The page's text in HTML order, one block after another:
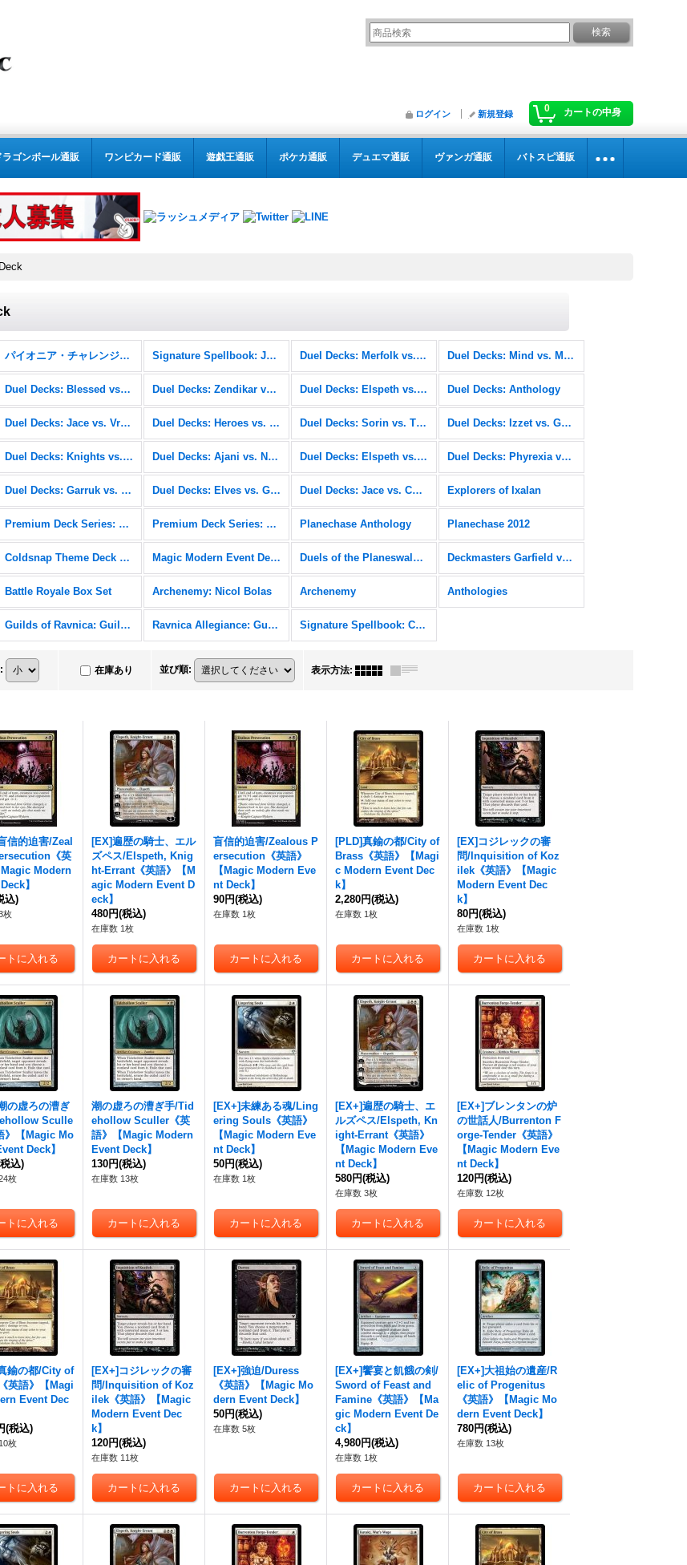
0 カートの中身
ログイン 新規登録
ラゴンボール通販 ワンピカード通販 遊戯王通販 ポケカ通販 デュエマ通販 ヴァンガ通販 バトスピ通販
パイオニア・チャレンジャーデッキ Signature Spellbook: Jace Duel Decks: Merfolk vs. Goblins Duel Decks: Mind vs. Might
Duel Decks: Blessed vs. Cursed Duel Decks: Zendikar vs. Eldrazi Duel Decks: Elspeth vs. Kiora Duel Decks: Anthology
Duel Decks: Jace vs. Vraska Duel Decks: Heroes vs. Monsters Duel Decks: Sorin vs. Tibalt Duel Decks: Izzet vs. Golgari
Duel Decks: Knights vs. Dragons Duel Decks: Ajani vs. Nicol Bolas Duel Decks: Elspeth vs. Tezzeret Duel Decks: Phyrexia vs. the Coalition
Duel Decks: Garruk vs. Liliana Duel Decks: Elves vs. Goblins Duel Decks: Jace vs. Chandra Explorers of Ixalan
Premium Deck Series: Fire and Lightning Premium Deck Series: Slivers Planechase Anthology Planechase 2012
Coldsnap Theme Deck Reprints Magic Modern Event Deck Duels of the Planeswalkers Deckmasters Garfield vs Finkel
Battle Royale Box Set Archenemy: Nicol Bolas Archenemy Anthologies
Guilds of Ravnica: Guild Kits Ravnica Allegiance: Guild Kits Signature Spellbook: Chandra
: 在庫あり 並び順: 表示方法:
信的迫害/Zeal
《英
Modern
】
込)
枚
[EX]遍歴の騎士、エル
ズペス/Elspeth, Knig
ht-Errant《英語》【M
agic Modern Event D
eck】
480円(税込)
在庫数 1枚
盲信的迫害/Zealous P
ersecution《英語》
【Magic Modern Eve
nt Deck】
90円(税込)
在庫数 1枚
[PLD]真鍮の都/City of
Brass《英語》【Magi
c Modern Event Dec
k】
2,280円(税込)
在庫数 1枚
[EX]コジレックの審
問/Inquisition of Koz
ilek《英語》【Magic
Modern Event Dec
k】
80円(税込)
在庫数 1枚
の虚ろの漕ぎ
Sculle
》【Magic Mo
Deck】
込)
枚
潮の虚ろの漕ぎ手/Tid
ehollow Sculler《英
語》【Magic Modern
Event Deck】
130円(税込)
在庫数 13枚
[EX+]未練ある魂/Ling
ering Souls《英語》
【Magic Modern Eve
nt Deck】
50円(税込)
在庫数 1枚
[EX+]遍歴の騎士、エ
ルズペス/Elspeth, Kn
ight-Errant《英語》
【Magic Modern Eve
nt Deck】
580円(税込)
在庫数 3枚
[EX+]ブレンタンの炉
の世話人/Burrenton F
orge-Tender《英語》
【Magic Modern Eve
nt Deck】
120円(税込)
在庫数 12枚
鍮の都/City of
英語》【Magi
Event Dec
(税込)
枚
[EX+]コジレックの審
問/Inquisition of Koz
ilek《英語》【Magic
Modern Event Dec
k】
120円(税込)
在庫数 11枚
[EX+]強迫/Duress
《英語》【Magic Mo
dern Event Deck】
50円(税込)
在庫数 5枚
[EX+]饗宴と飢餓の剣/
Sword of Feast and
Famine《英語》【Ma
gic Modern Event De
ck】
4,980円(税込)
在庫数 1枚
[EX+]大祖始の遺産/R
elic of Progenitus
《英語》【Magic Mo
dern Event Deck】
780円(税込)
在庫数 13枚